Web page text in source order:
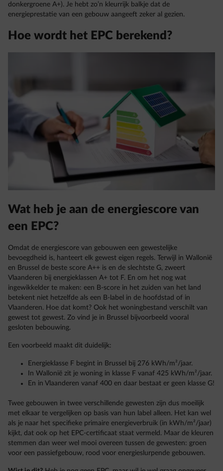
donkergroene A+). Je hebt zo’n kleurrijk balkje dat de
energieprestatie van een gebouw aangeeft zeker al gezien.
Hoe wordt het EPC berekend?
Wat heb je aan de energiescore van
een EPC?
Omdat de energiescore van gebouwen een gewestelijke
bevoegdheid is, hanteert elk gewest eigen regels. Terwijl in Wallonië
en Brussel de beste score A++ is en de slechtste G, zweert
Vlaanderen bij energieklassen A+ tot F. En om het nog wat
ingewikkelder te maken: een B-score in het zuiden van het land
betekent niet hetzelfde als een B-label in de hoofdstad of in
Vlaanderen. Hoe dat komt? Ook het woningbestand verschilt van
gewest tot gewest. Zo vind je in Brussel bijvoorbeeld vooral
gesloten bebouwing.
Een voorbeeld maakt dit duidelijk:
Energieklasse F begint in Brussel bij 276 kWh/m²/jaar.
In Wallonië zit je woning in klasse F vanaf 425 kWh/m²/jaar.
En in Vlaanderen vanaf 400 en daar bestaat er geen klasse G!
Twee gebouwen in twee verschillende gewesten zijn dus moeilijk
met elkaar te vergelijken op basis van hun label alleen. Het kan wel
als je naar het specifieke primaire energieverbruik (in kWh/m²/jaar)
kijkt, dat ook op het EPC-certificaat staat vermeld. Maar de kleuren
stemmen dan weer wel mooi overeen tussen de gewesten: groen
voor een passiefgebouw, rood voor energieslurpende gebouwen.